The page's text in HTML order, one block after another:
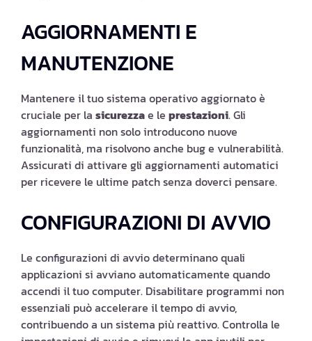
AGGIORNAMENTI E
MANUTENZIONE
Mantenere il tuo sistema operativo aggiornato è
cruciale per la sicurezzae le prestazioni. Gli
aggiornamenti non solo introducono nuove
funzionalità, ma risolvono anche bug e vulnerabilità.
Assicurati di attivare gli aggiornamenti automatici
per ricevere le ultime patch senza doverci pensare.
CONFIGURAZIONI DI AVVIO
Le configurazioni di avvio determinano quali
applicazioni si avviano automaticamente quando
accendi il tuo computer. Disabilitare programmi non
essenziali può accelerare il tempo di avvio,
contribuendo a un sistema più reattivo. Controlla le